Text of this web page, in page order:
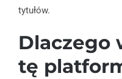
tytułów.
Dlaczego
tę